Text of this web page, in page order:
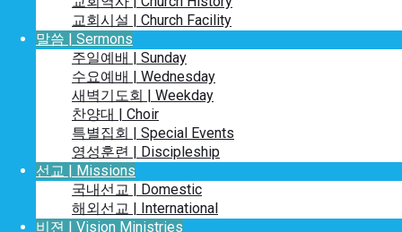
교회시설 | Church Facility
말씀 | Sermons
주일예배 | Sunday
수요예배 | Wednesday
새벽기도회 | Weekday
찬양대 | Choir
특별집회 | Special Events
영성훈련 | Discipleship
선교 | Missions
국내선교 | Domestic
해외선교 | International
비젼 | Vision Ministries